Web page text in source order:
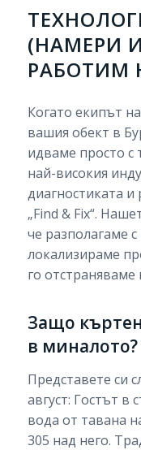
(НАМЕРИ
РАБОТИМ
Когато екипът на
вашия обект в
идваме просто с
най-високия
диагностиката
„Find & Fix“.
че разполагаме
локализираме
го
Защо
в миналото?
Представете си
август: Гостът в
вода от тавана
305 над него.